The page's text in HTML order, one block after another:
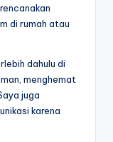
di rumah atau
dahulu di
menghemat
juga
karena